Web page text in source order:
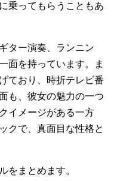
乗ってもらうこともあ
ター演奏、ランニン
面を持っています。ま
ており、時折テレビ番
も、彼女の魅力の一つ
イメージがある一方
クで、真面目な性格と
をまとめます。